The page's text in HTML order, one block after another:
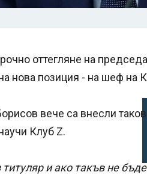
оттегляне на
нова позиция - на шеф на
вече са внесли
Клуб Z.
и ако такъв не